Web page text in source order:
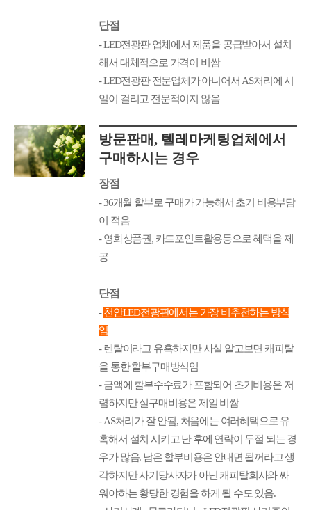
단점
- LED전광판 업체에서 제품을 공급받아서 설치
해서 대체적으로 가격이 비쌈
- LED전광판 전문업체가 아니어서 AS처리에 시
일이 걸리고 전문적이지 않음
방문판매, 텔레마케팅업체에서
구매하시는 경우
장점
- 36개월 할부로 구매가 가능해서 초기 비용부담
이 적음
- 영화상품권, 카드포인트활용등으로 혜택을 제
공
단점
-천안LED전광판에서는 가장 비추천하는 방식
임
- 렌탈이라고 유혹하지만 사실 알고보면 캐피탈
을 통한 할부구매방식임
- 금액에 할부수수료가 포함되어 초기비용은 저
렴하지만 실구매비용은 제일 비쌈
- AS처리가 잘 안됨, 처음에는 여러혜택으로 유
혹해서 설치 시키고 난 후에 연락이 두절 되는 경
우가 많음. 남은 할부비용은 안내면 될꺼라고 생
각하지만 사기당사자가 아닌 캐피탈회사와 싸
워야하는 황당한 경험을 하게 될 수도 있음.